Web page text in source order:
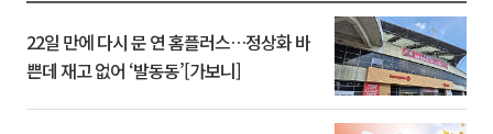
22일 만에 다시 문 연 홈플러스…정상화 바
쁜데 재고 없어 ‘발동동’[가보니]